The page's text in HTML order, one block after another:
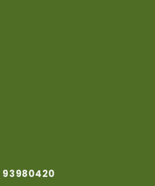
93980420